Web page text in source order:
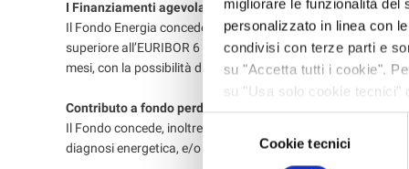
migliorare le funzionalità
personalizzato in linea con
condivisi con terze parti e
su "Accetta tutti i cookie".
su "Usa solo cookie tecnici"
navigazione in assenza di
informazioni, leggere la
Cookie tecnici
I Finanziamenti agevolati
Il Fondo Energia concede finanziamenti fino a € 1.000.000,
superiore all’EURIBOR 6 mesi +4,99% per il restante 25%
mesi, con la possibilità di avere 12 mesi di
Contributo a fondo perduto
Il Fondo concede, inoltre, un contributo a fondo perduto del
diagnosi energetica, e/o lo studio di fattibilità, e/o la